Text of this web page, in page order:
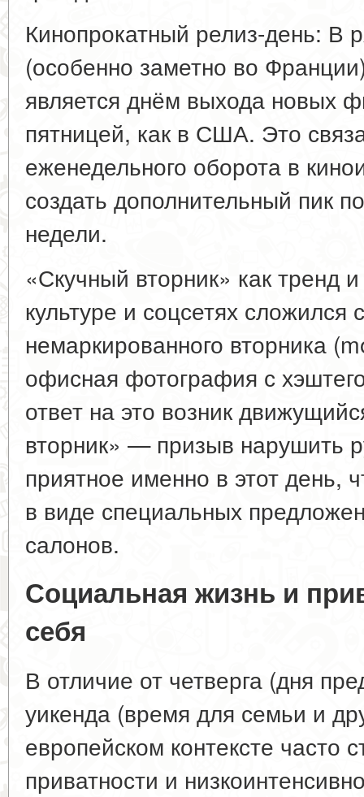
Кинопрокатный релиз-день: В
(особенно заметно во
является днём выхода новых
пятницей, как в США. Это
еженедельного оборота в
создать дополнительный пик
недели.
«Скучный вторник» как тренд
культуре и соцсетях сложился
немаркированного вторника
офисная фотография с
ответ на это возник
вторник» — призыв нарушить
приятное именно в этот день,
в виде специальных
салонов.
Социальная жизнь и
себя
В отличие от четверга (дня
уикенда (время для семьи и
европейском контексте часто
приватности и